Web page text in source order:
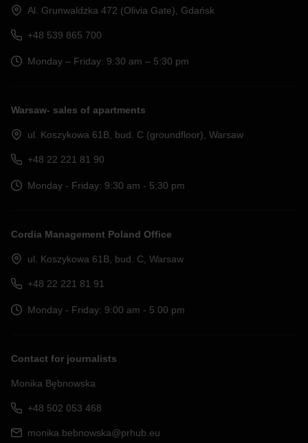
Al. Grunwaldzka 472 (Olivia Gate), Gdańsk
+48 539 865 700
Monday – Friday: 9:30 am – 5:30 pm
Warsaw- sales of apartments
ul. Koszykowa 61B, bud. C (groundfloor), Warsaw
+48 22 221 81 90
Monday - Friday: 9:30 am - 5:30 pm
Cordia Management Poland Office
ul. Koszykowa 61B, bud. C, Warsaw
+48 22 221 81 91
Monday - Friday: 9:00 am - 5.00 pm
Contact for journalists
Monika Bębnowska
+48 502 053 468
monika.bebnowska@prhub.eu